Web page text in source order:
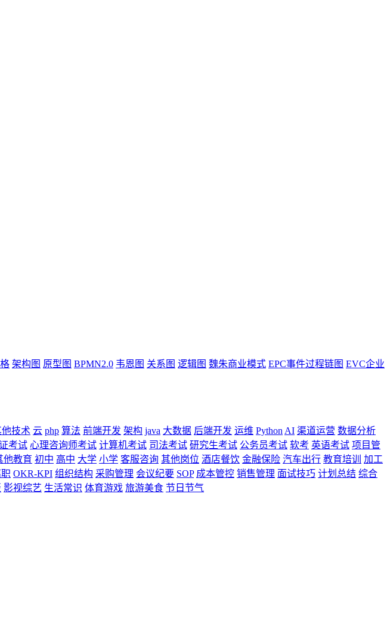
架构图 原型图 BPMN2.0 韦恩图 关系图 逻辑图 魏朱商业模式 EPC事件过程链图 EVC企业
他技术 云 php 算法 前端开发 架构 java 大数据 后端开发 运维 Python AI 渠道运营 数据分析
考试 心理咨询师考试 计算机考试 司法考试 研究生考试 公务员考试 软考 英语考试 项目管
他教育 初中 高中 大学 小学 客服咨询 其他岗位 酒店餐饮 金融保险 汽车出行 教育培训
加工
OKR-KPI 组织结构 采购管理 会议纪要 SOP 成本管控 销售管理 面试技巧 计划总结 综合
影视综艺 生活常识 体育游戏 旅游美食 节日节气